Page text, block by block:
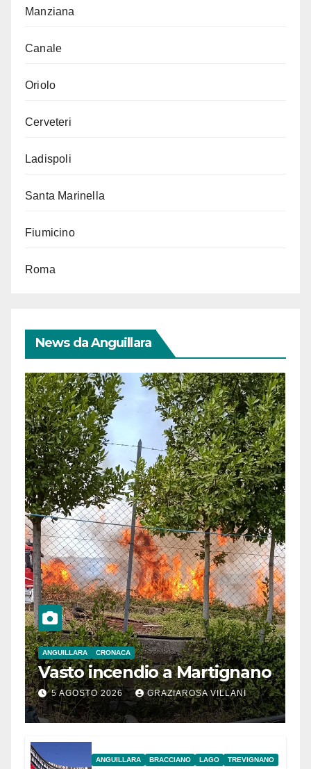
Manziana
Canale
Oriolo
Cerveteri
Ladispoli
Santa Marinella
Fiumicino
Roma
News da Anguillara
ANGUILLARA CRONACA
Vasto incendio a Martignano
5 AGOSTO 2026 GRAZIAROSA VILLANI
ANGUILLARA BRACCIANO LAGO TREVIGNANO